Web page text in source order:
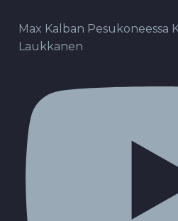
Max Kalban Pesukoneessa
Laukkanen